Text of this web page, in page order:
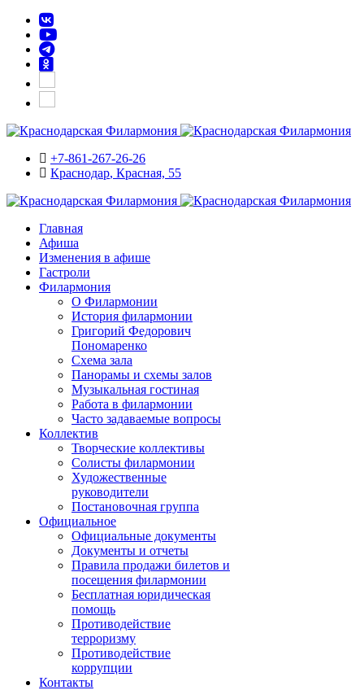
+7-861-267-26-26
Краснодар, Красная, 55
Главная
Афиша
Изменения в афише
Гастроли
Филармония
О Филармонии
История филармонии
Григорий Федорович
Пономаренко
Схема зала
Панорамы и схемы залов
Музыкальная гостиная
Работа в филармонии
Часто задаваемые вопросы
Коллектив
Творческие коллективы
Солисты филармонии
Художественные
руководители
Постановочная группа
Официальное
Официальные документы
Документы и отчеты
Правила продажи билетов и
посещения филармонии
Бесплатная юридическая
помощь
Противодействие
терроризму
Противодействие
коррупции
Контакты